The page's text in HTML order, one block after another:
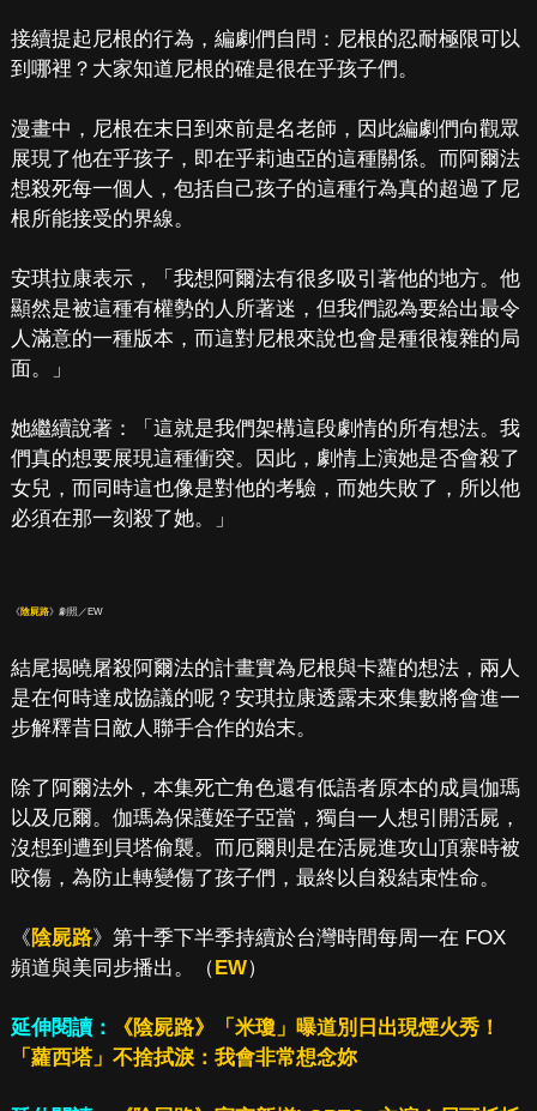
接續提起尼根的行為，編劇們自問：尼根的忍耐極限可以
到哪裡？大家知道尼根的確是很在乎孩子們。
漫畫中，尼根在末日到來前是名老師，因此編劇們向觀眾
展現了他在乎孩子，即在乎莉迪亞的這種關係。而阿爾法
想殺死每一個人，包括自己孩子的這種行為真的超過了尼
根所能接受的界線。
安琪拉康表示，「我想阿爾法有很多吸引著他的地方。他
顯然是被這種有權勢的人所著迷，但我們認為要給出最令
人滿意的一種版本，而這對尼根來說也會是種很複雜的局
面。」
她繼續說著：「這就是我們架構這段劇情的所有想法。我
們真的想要展現這種衝突。因此，劇情上演她是否會殺了
女兒，而同時這也像是對他的考驗，而她失敗了，所以他
必須在那一刻殺了她。」
《陰屍路》劇照／EW
結尾揭曉屠殺阿爾法的計畫實為尼根與卡蘿的想法，兩人
是在何時達成協議的呢？安琪拉康透露未來集數將會進一
步解釋昔日敵人聯手合作的始末。
除了阿爾法外，本集死亡角色還有低語者原本的成員伽瑪
以及厄爾。伽瑪為保護姪子亞當，獨自一人想引開活屍，
沒想到遭到貝塔偷襲。而厄爾則是在活屍進攻山頂寨時被
咬傷，為防止轉變傷了孩子們，最終以自殺結束性命。
《陰屍路》第十季下半季持續於台灣時間每周一在 FOX
頻道與美同步播出。（EW）
延伸閱讀：
《陰屍路》「米瓊」曝道別日出現煙火秀！
「蘿西塔」不捨拭淚：我會非常想念妳